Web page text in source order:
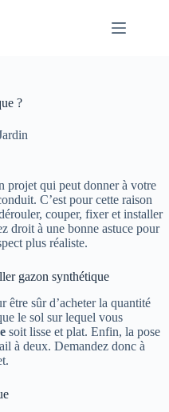
?
projet qui peut donner à votre
C’est pour cette raison
couper, fixer et installer
droit à une bonne astuce pour
plus réaliste.
gazon synthétique
être sûr d’acheter la quantité
le sol sur lequel vous
soit lisse et plat. Enfin, la pose
à deux. Demandez donc à